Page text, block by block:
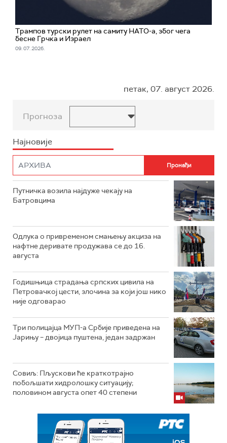
Трампов турски рулет на самиту НАТО-а, због чега
бесне Грчка и Израел
09. 07. 2026.
петак, 07. август 2026.
Прогноза
Најновије
Путничка возила најдуже чекају на
Батровцима
Одлука о привременом смањењу акциза на
нафтне деривате продужава се до 16.
августа
Годишњица страдања српских цивила на
Петровачкој цести, злочина за који још нико
није одговарао
Три полицајца МУП-а Србије приведена на
Јарињу – двојица пуштена, један задржан
Совиљ: Пљускови ће краткотрајно
побољшати хидролошку ситуацију;
половином августа опет 40 степени